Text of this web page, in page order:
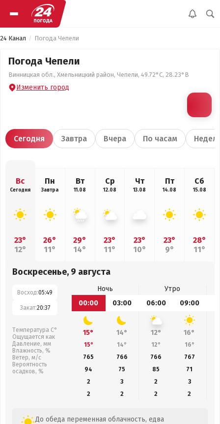
24 Канал Погода Чепели
Погода Чепели
Винницкая обл., Хмельницкий район, Чепели, 49.72°С, 28.23°В
Изменить город
Сегодня Завтра Вчера По часам
Вс
Сегодня
23°
12°
Пн
Завтра
26°
11°
Вт
11.08
29°
14°
Ср
12.08
23°
11°
Чт
13.08
23°
10°
Пт
14.08
23°
9°
Сб
15.08
28°
11°
Воскресенье, 9 августа
Восход:05:49
Закат:20:37
Температура С°
Ощущается как
Давление, мм
Влажность, %
Ветер, м/с
Вероятность
осадков, %
Ночь
Утро
00:00
03:00 06:00 09:00
15° 14° 12° 16°
15° 14° 12° 16°
765
766 766 767
94
75 85 71
2
3 2
3
2
2 2 2
До обеда переменная облачность, едва